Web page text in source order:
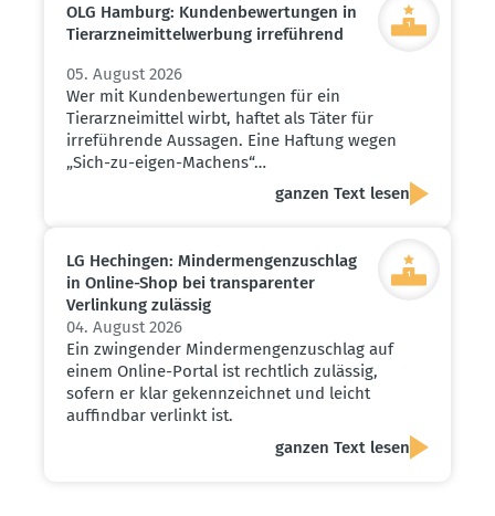
OLG Hamburg: Kunden­be­wer­tungen in
Tierarz­nei­mit­tel­werbung irreführend
05. August 2026
Wer mit Kundenbewertungen für ein
Tierarzneimittel wirbt, haftet als Täter für
irreführende Aussagen. Eine Haftung wegen
„Sich-zu-eigen-Machens“…
ganzen Text lesen
LG Hechingen: Minder­men­gen­zu­schlag
in Online-Shop bei trans­pa­renter
Verlinkung zulässig
04. August 2026
Ein zwingender Mindermengenzuschlag auf
einem Online-Portal ist rechtlich zulässig,
sofern er klar gekennzeichnet und leicht
auffindbar verlinkt ist.
ganzen Text lesen